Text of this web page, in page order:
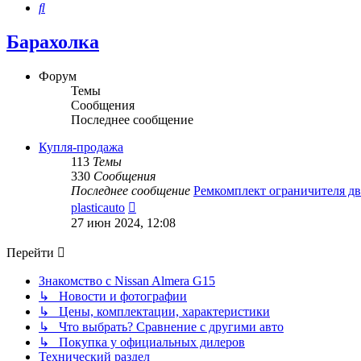
Поиск
Барахолка
Форум
Темы
Сообщения
Последнее сообщение
Купля-продажа
113 Темы
330 Сообщения
Последнее сообщение Ремкомплект ограничителя
plasticauto
к
последнему
27 июн 2024, 12:08
Перейти
Знакомство с Nissan Almera G15
↳ Новости и фотографии
↳ Цены, комплектации, характеристики
↳ Что выбрать? Сравнение с другими авто
↳ Покупка у официальных дилеров
Технический раздел